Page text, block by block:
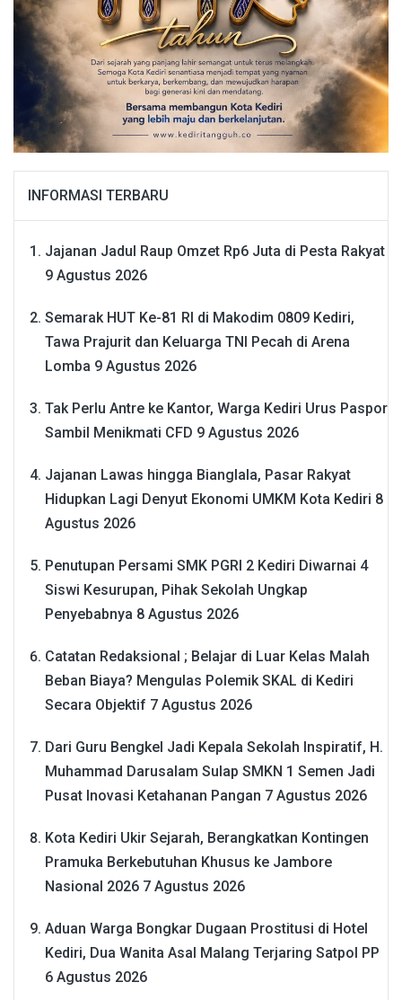
INFORMASI TERBARU
Jajanan Jadul Raup Omzet Rp6 Juta di Pesta Rakyat
9 Agustus 2026
Semarak HUT Ke-81 RI di Makodim 0809 Kediri,
Tawa Prajurit dan Keluarga TNI Pecah di Arena
Lomba 9 Agustus 2026
Tak Perlu Antre ke Kantor, Warga Kediri Urus Paspor
Sambil Menikmati CFD 9 Agustus 2026
Jajanan Lawas hingga Bianglala, Pasar Rakyat
Hidupkan Lagi Denyut Ekonomi UMKM Kota Kediri 8
Agustus 2026
Penutupan Persami SMK PGRI 2 Kediri Diwarnai 4
Siswi Kesurupan, Pihak Sekolah Ungkap
Penyebabnya 8 Agustus 2026
Catatan Redaksional ; Belajar di Luar Kelas Malah
Beban Biaya? Mengulas Polemik SKAL di Kediri
Secara Objektif 7 Agustus 2026
Dari Guru Bengkel Jadi Kepala Sekolah Inspiratif, H.
Muhammad Darusalam Sulap SMKN 1 Semen Jadi
Pusat Inovasi Ketahanan Pangan 7 Agustus 2026
Kota Kediri Ukir Sejarah, Berangkatkan Kontingen
Pramuka Berkebutuhan Khusus ke Jambore
Nasional 2026 7 Agustus 2026
Aduan Warga Bongkar Dugaan Prostitusi di Hotel
Kediri, Dua Wanita Asal Malang Terjaring Satpol PP
6 Agustus 2026